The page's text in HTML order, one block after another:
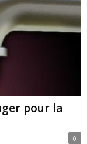
pour la
0